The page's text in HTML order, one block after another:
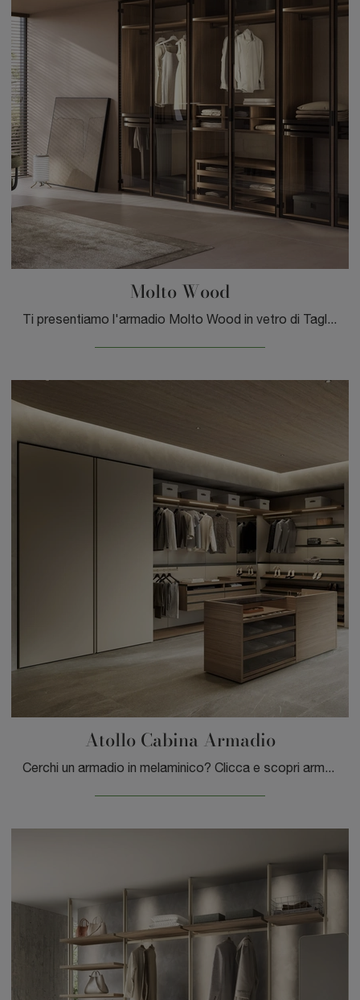
Molto Wood
Ti presentiamo l'armadio Molto Wood in vetro di Tagliabue Mobili! Un ricco catalogo di armadi componibili con ante battenti.
Atollo Cabina Armadio
Cerchi un armadio in melaminico? Clicca e scopri armadiature cabine armadio con ante scorrevoli di Sangiacomo.